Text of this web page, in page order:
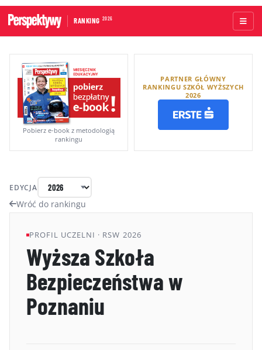
RANKING 2026
STRONA GŁÓWNA
UCZELNIE AKADEMICKIE
UCZELNIE ZAWODOWE
RANKINGI WG TYPÓW UCZELNI
RANKINGI WG GRUP KRYTERIÓW
RANKING KIERUNKÓW STUDIÓW
METODOLOGIA
GALERIA
Pobierz e-book z metodologią
rankingu
PARTNER GŁÓWNY
RANKINGU SZKÓŁ WYŻSZYCH
2026
Wróć do rankingu
EDYCJA
PROFIL UCZELNI · RSW 2026
Wyższa Szkoła
Bezpieczeństwa w
Poznaniu